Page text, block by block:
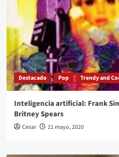
Destacado Pop Trendy and
Inteligencia artificial: Frank
Britney Spears
Cesar 21 mayo, 2020